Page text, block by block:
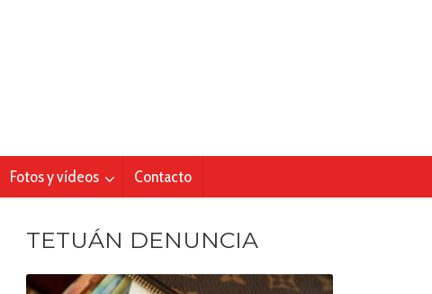
Fotos y vídeos Contacto
TETUÁN DENUNCIA